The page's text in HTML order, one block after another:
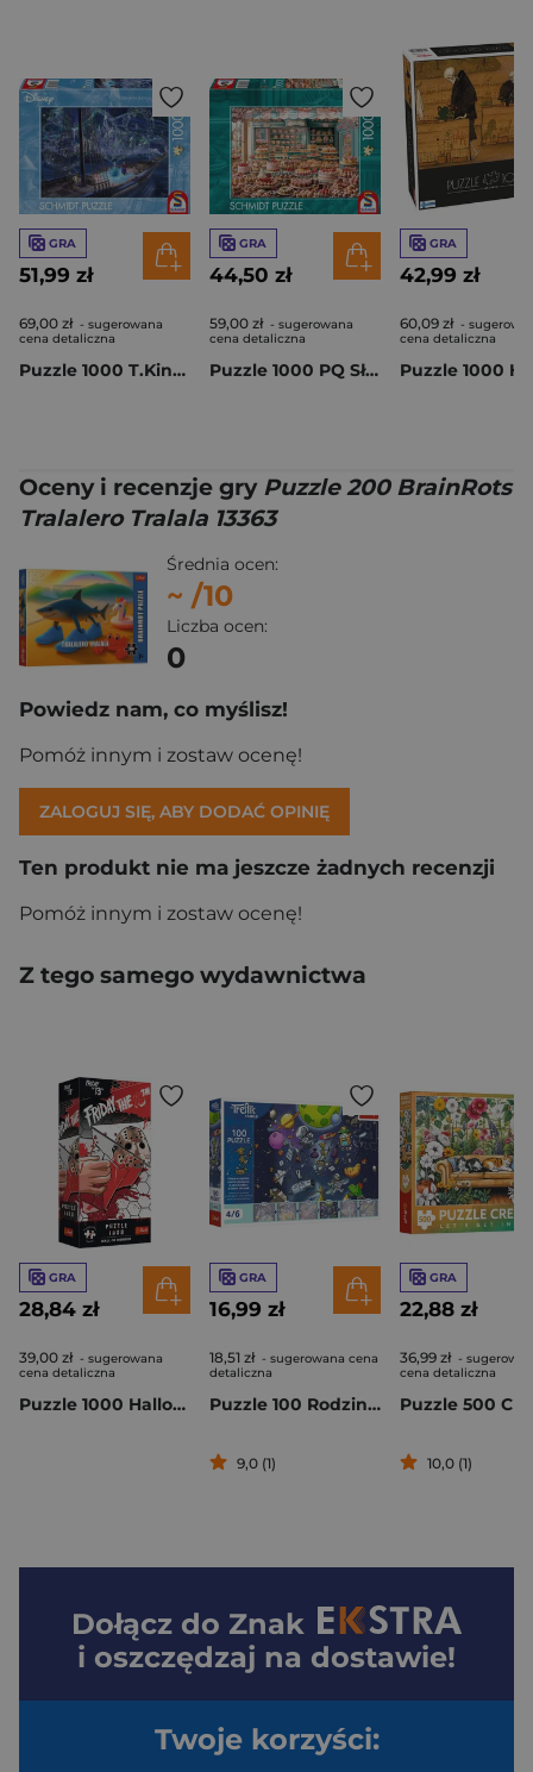
GRA
51,99 zł
69,00 zł - sugerowana
cena detaliczna
Puzzle 1000 T.Kinkade PQ Kraina lodu Miłość i Magia Disney 114002
GRA
44,50 zł
59,00 zł - sugerowana
cena detaliczna
Puzzle 1000 PQ Słodkości 114009
GRA
42,99 zł
60,09 zł -
cena detaliczna
Oceny i recenzje gry Puzzle 200 BrainRots
Tralalero Tralala 13363
Średnia ocen:
~ /10
Liczba ocen:
0
Powiedz nam, co myślisz!
Pomóż innym i zostaw ocenę!
ZALOGUJ SIĘ, ABY DODAĆ OPINIĘ
Ten produkt nie ma jeszcze żadnych recenzji
Pomóż innym i zostaw ocenę!
Z tego samego wydawnictwa
GRA
28,84 zł
39,00 zł - sugerowana
cena detaliczna
Puzzle 1000 Halloween Trefl Premium Plus Piątek Trzynastego 12111
GRA
16,99 zł
18,51 zł - sugerowana cena
detaliczna
Puzzle 100 Rodzina Treflików Robobot w kosmosie 16544
9,0 (1)
GRA
22,88 zł
36,99 zł -
cena detaliczna
10,0 (1)
Dołącz do Znak
i oszczędzaj na dostawie!
Twoje korzyści: